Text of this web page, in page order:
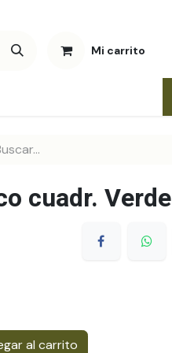
Mi carrito
cuadr. Verde
al carrito